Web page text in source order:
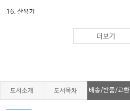
16. 산욕기
17. 만출력 이상에 의한 난산
18. 태아의 태위 및 발육 이상에 의한 난산
21. 태반 및 양막의 질환 및 이상
더보기
도서소개 도서목차 배송/반품/교환